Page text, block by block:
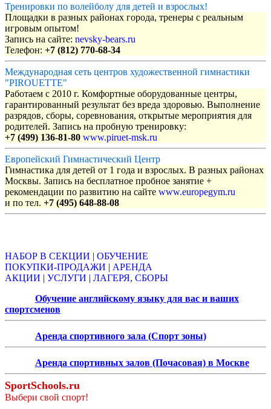
Тренировки по волейболу для детей и взрослых!
Площадки в разных районах города, тренеры с реальным
игровым опытом!
Запись на сайте: nevsky-bears.ru
Телефон: +7 (812) 770-68-34
Международная сеть центров художественной гимнастики
"PIROUETTE"
Работаем с 2010 г. Комфортные оборудованные центры,
гарантированный результат без вреда здоровью. Выполнение
разрядов, сборы, соревнования, открытые мероприятия для
родителей. Запись на пробную тренировку:
+7 (499) 136-81-80 www.piruet-msk.ru
Европейский Гимнастический Центр
Гимнастика для детей от 1 года и взрослых. В разных районах
Москвы. Запись на бесплатное пробное занятие +
рекомендации по развитию на сайте www.europegym.ru
и по тел. +7 (495) 648-88-08
НАБОР В СЕКЦИИ
ОБУЧЕНИЕ
ПОКУПКИ-ПРОДАЖИ
АРЕНДА
АКЦИИ
УСЛУГИ
ЛАГЕРЯ, СБОРЫ
Обучение английскому языку для вас и ваших
спортсменов
Аренда спортивного зала (Спорт зоны)
Аренда спортивных залов (Почасовая) в Москве
SportSchools.ru
Выбери свой спорт!